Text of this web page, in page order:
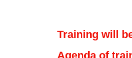
Training will
Agenda of